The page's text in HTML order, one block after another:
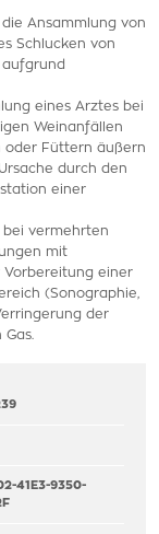
Ansammlung von
Schlucken von
aufgrund
eines Arztes bei
Weinanfällen
oder Füttern äußern
durch den
einer
bei vermehrten
mit
Vorbereitung einer
(Sonographie,
der
41E3-9350-